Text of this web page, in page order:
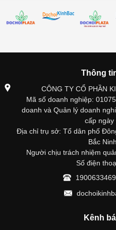
Thông
CÔNG TY CỔ PHẦN
Mã số doanh nghiệp:
doanh và Quản lý doanh
cấp ngày
Địa chỉ trụ sở: Tổ dân phố
Bắc
Người chịu trách nhiệm
Số điện
Kênh